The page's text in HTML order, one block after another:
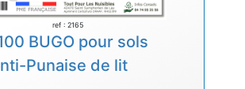
ref : 2165
BUGO pour sols
Punaise de lit